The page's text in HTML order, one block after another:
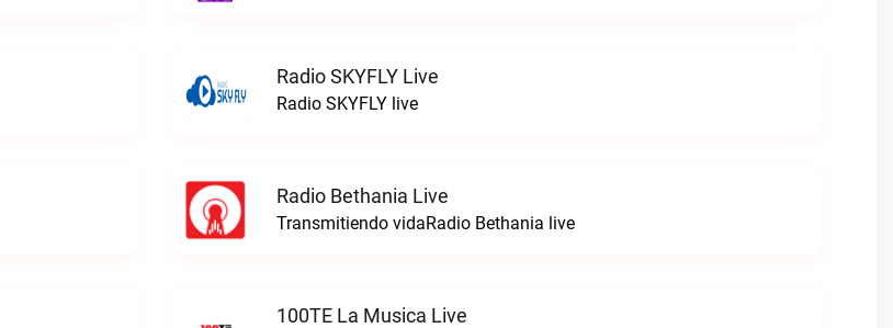
Radio SKYFLY Live
Radio SKYFLY live
Radio Bethania Live
Transmitiendo vidaRadio Bethania live
100TE La Musica Live